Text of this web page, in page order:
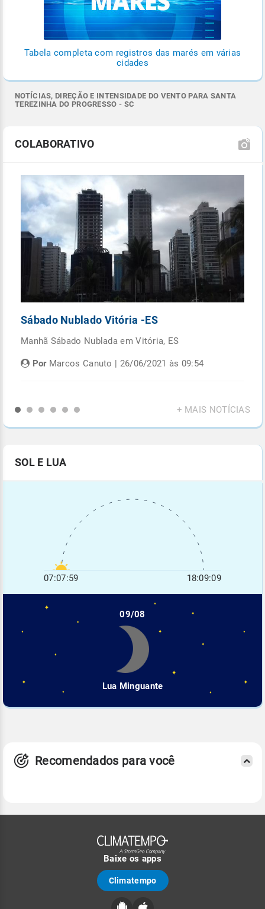
Tabela completa com registros das marés em várias
cidades
NOTÍCIAS, DIREÇÃO E INTENSIDADE DO VENTO PARA SANTA
TEREZINHA DO PROGRESSO - SC
COLABORATIVO
Sábado Nublado Vitória -ES
Manhã Sábado Nublada em Vitória, ES
PorMarcos Canuto | 26/06/2021 às 09:54
+ MAIS NOTÍCIAS
SOL E LUA
07:07:59 18:09:09
09/08
Lua Minguante
Recomendados para você
Baixe os apps
Climatempo